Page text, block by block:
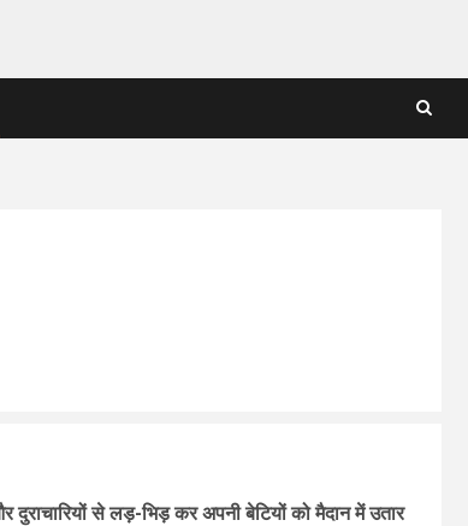
दुराचारियों से लड़-भिड़ कर अपनी बेटियों को मैदान में उतार